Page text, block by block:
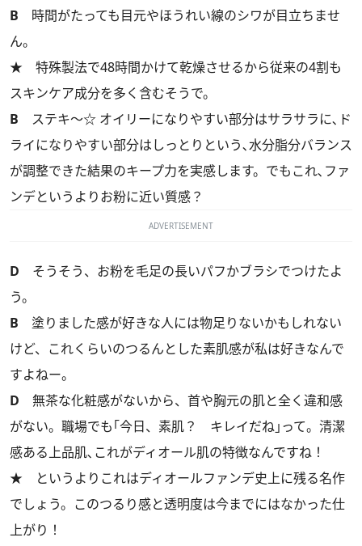
B 時間がたっても目元やほうれい線のシワが目立ちませ
ん。
★ 特殊製法で48時間かけて乾燥させるから従来の4割も
スキンケア成分を多く含むそうで。
B ステキ～☆ オイリーになりやすい部分はサラサラに､ド
ライになりやすい部分はしっとりという､水分脂分バランス
が調整できた結果のキープ力を実感します。でもこれ､ファ
ンデというよりお粉に近い質感？
ADVERTISEMENT
D そうそう、お粉を毛足の長いパフかブラシでつけたよ
う。
B 塗りました感が好きな人には物足りないかもしれない
けど、これくらいのつるんとした素肌感が私は好きなんで
すよねー。
D 無茶な化粧感がないから、首や胸元の肌と全く違和感
がない。職場でも｢今日、素肌？ キレイだね｣って。清潔
感ある上品肌､これがディオール肌の特徴なんですね！
★ というよりこれはディオールファンデ史上に残る名作
でしょう。このつるり感と透明度は今までにはなかった仕
上がり！